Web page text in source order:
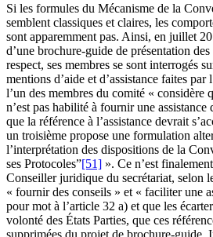
Si les formules du Mécanisme de la
semblent classiques et claires, les
sont apparemment pas. Ainsi, en juillet
d’une brochure-guide de présentation
respect, ses membres se sont interrogés
mentions d’aide et d’assistance faites
l’un des membres du comité « considère
n’est pas habilité à fournir une
que la référence à l’assistance devrait
un troisième propose une formulation
l’interprétation des dispositions de la
ses Protocoles”[51] ». Ce n’est
Conseiller juridique du secrétariat, selon
« fournir des conseils » et « faciliter une
pour mot à l’article 32 a) et que les
volonté des États Parties, que ces
supprimées du projet de brochure-guide.